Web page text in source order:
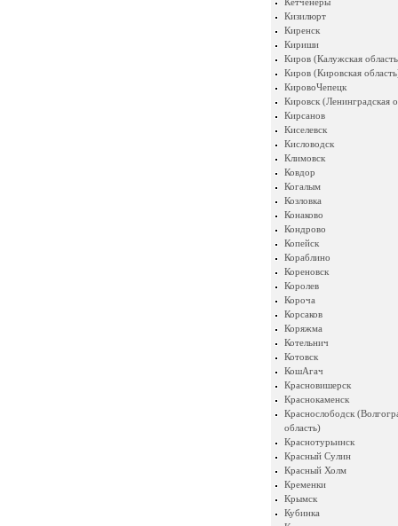
Кизилюрт
Киренск
Кириши
Киров (Калужская
Киров (Кировская
КировоЧепецк
Кировск (Ленинградская
Кирсанов
Киселевск
Кисловодск
Климовск
Ковдор
Когалым
Козловка
Конаково
Кондрово
Копейск
Кораблино
Кореновск
Королев
Короча
Корсаков
Коряжма
Котельнич
Котовск
КошАгач
Красновишерск
Краснокаменск
Краснослободск
область)
Краснотурьинск
Красный Сулин
Красный Холм
Кременки
Крымск
Кубинка